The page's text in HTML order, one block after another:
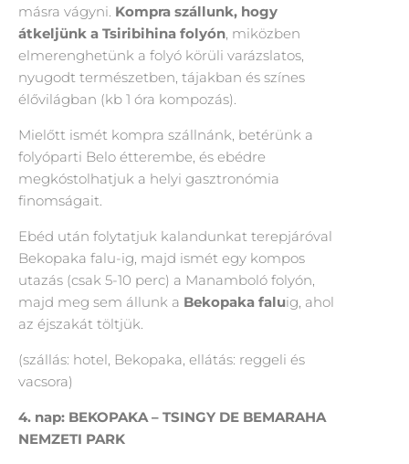
másra vágyni. Kompra szállunk, hogy
átkeljünk a Tsiribihina folyón , miközben
elmerenghetünk a folyó körüli varázslatos,
nyugodt természetben, tájakban és színes
élővilágban (kb 1 óra kompozás).
Mielőtt ismét kompra szállnánk, betérünk a
folyóparti Belo étterembe, és ebédre
megkóstolhatjuk a helyi gasztronómia
finomságait.
Ebéd után folytatjuk kalandunkat terepjáróval
Bekopaka falu-ig, majd ismét egy kompos
utazás (csak 5-10 perc) a Manamboló folyón,
majd meg sem állunk a Bekopaka faluig, ahol
az éjszakát töltjük.
(szállás: hotel, Bekopaka, ellátás: reggeli és
vacsora)
4. nap: BEKOPAKA – TSINGY DE BEMARAHA
NEMZETI PARK